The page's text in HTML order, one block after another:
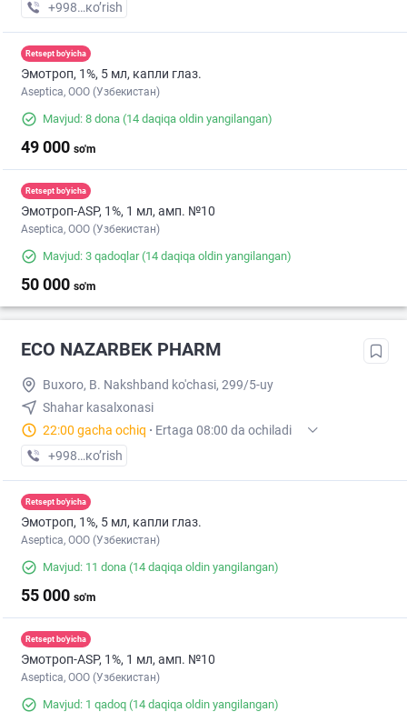
+998 (99) XXX-XX-XX
кo’rish
Retsept bo'yicha
Эмотроп, 1%, 5 мл, капли глаз.
Aseptica, ООО (Узбекистан)
Mavjud: 8 dona (14 daqiqa oldin yangilangan)
49 000 so'm
Retsept bo'yicha
Эмотроп-ASР, 1%, 1 мл, амп. №10
Aseptica, ООО (Узбекистан)
Mavjud: 3 qadoqlar(14 daqiqa oldin yangilangan)
50 000 so'm
ECO NAZARBEK PHARM
Buxoro, B. Nakshband ko'chasi, 299/5-uy
Shahar kasalxonasi
22:00 gacha ochiq · Ertaga 08:00 da ochiladi
+998 (88) XXX-XX-XX
кo’rish
Retsept bo'yicha
Эмотроп, 1%, 5 мл, капли глаз.
Aseptica, ООО (Узбекистан)
Mavjud: 11 dona (14 daqiqa oldin yangilangan)
55 000 so'm
Retsept bo'yicha
Эмотроп-ASР, 1%, 1 мл, амп. №10
Aseptica, ООО (Узбекистан)
Mavjud: 1 qadoq (14 daqiqa oldin yangilangan)